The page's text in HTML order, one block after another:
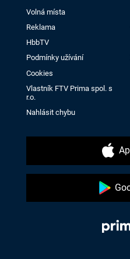
Volná místa
Reklama
HbbTV
Podmínky užívání
Cookies
Vlastník FTV Prima spol. s
r.o.
Nahlásit chybu